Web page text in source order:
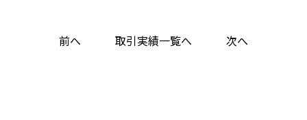
前へ 取引実績一覧へ 次へ